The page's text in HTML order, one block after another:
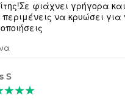
φιάχνει γρήγορα
περιμένεις να κρυώσει για
S